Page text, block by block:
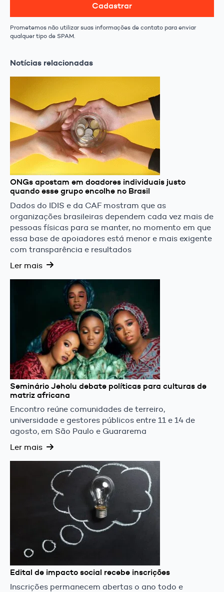
Cadastrar
Prometemos não utilizar suas informações de contato para enviar
qualquer tipo de SPAM.
Notícias relacionadas
ONGs apostam em doadores individuais justo
quando esse grupo encolhe no Brasil
Dados do IDIS e da CAF mostram que as
organizações brasileiras dependem cada vez mais de
pessoas físicas para se manter, no momento em que
essa base de apoiadores está menor e mais exigente
com transparência e resultados
Ler mais
Seminário Jeholu debate políticas para culturas de
matriz africana
Encontro reúne comunidades de terreiro,
universidade e gestores públicos entre 11 e 14 de
agosto, em São Paulo e Guararema
Ler mais
Edital de impacto social recebe inscrições
Inscrições permanecem abertas o ano todo e